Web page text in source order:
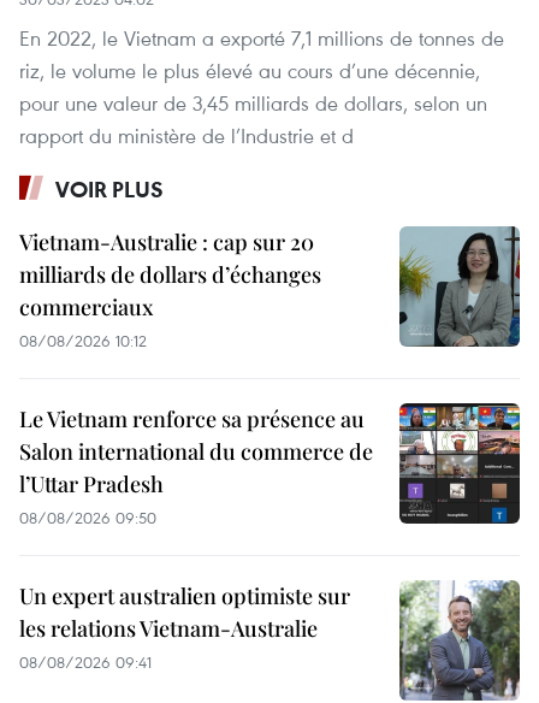
En 2022, le Vietnam a exporté 7,1 millions de tonnes de
riz, le volume le plus élevé au cours d’une décennie,
pour une valeur de 3,45 milliards de dollars, selon un
rapport du ministère de l’Industrie et d
VOIR PLUS
Vietnam-Australie : cap sur 20
milliards de dollars d’échanges
commerciaux
08/08/2026 10:12
Le Vietnam renforce sa présence au
Salon international du commerce de
l’Uttar Pradesh
08/08/2026 09:50
Un expert australien optimiste sur
les relations Vietnam-Australie
08/08/2026 09:41